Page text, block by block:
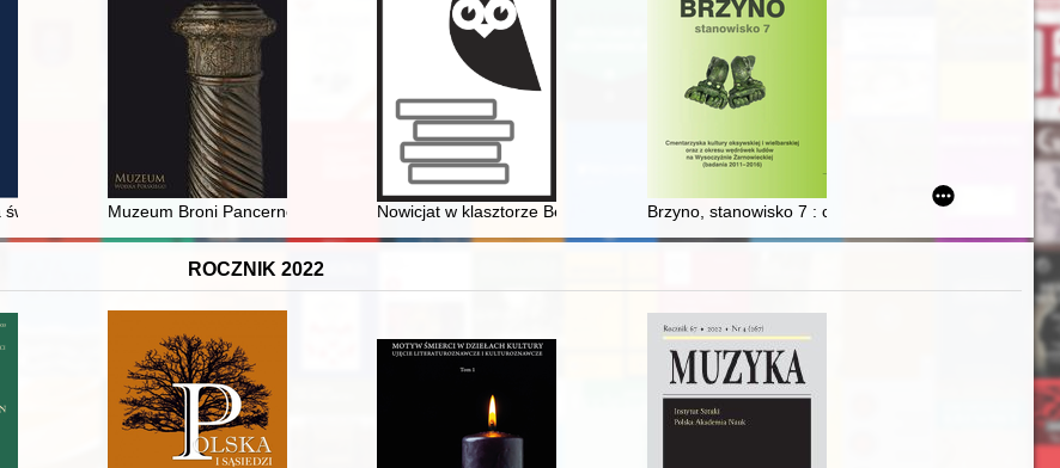
o Kasprowiczu
brygidów i brygidek lubelskich
Muzeum Broni Pancernej w Poznaniu, Oddział Muzeum Wojska Polskiego w Warszawie
Nowicjat w klasztorze Bernardynów w Leżajsku w drugiej połowie XVII wieku
Brzyno, stanowisko 7 : cmentarzyska kultury
ROCZNIK 2022